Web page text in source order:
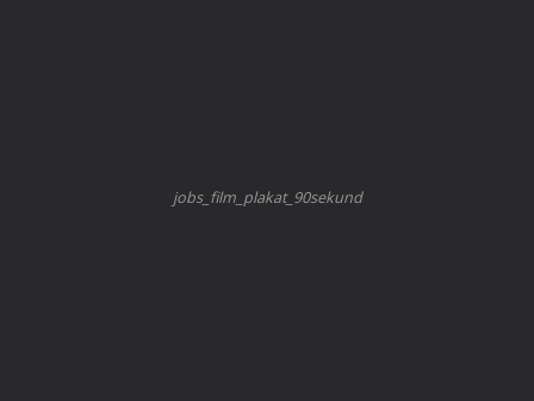
jobs_film_plakat_90sekund